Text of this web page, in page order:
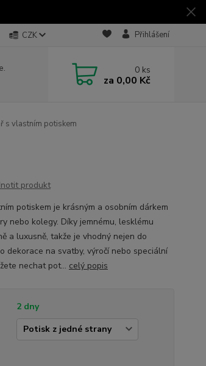
CZK Přihlášení
0 ks
za 0,00 Kč
s vlastním potiskem
produkt
potiskem je krásným a osobním dárkem
nebo kolegy. Díky jemnému, lesklému
a luxusně, takže je vhodný nejen do
dekorace na svatby, výročí nebo speciální
nechat pot... celý popis
2 dny